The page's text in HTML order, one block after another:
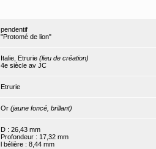
pendentif
"Protomé de lion"
Italie, Etrurie (lieu de création)
4e siècle av JC
Etrurie
Or (jaune foncé, brillant)
D : 26,43 mm
Profondeur : 17,32 mm
l bélière : 8,44 mm